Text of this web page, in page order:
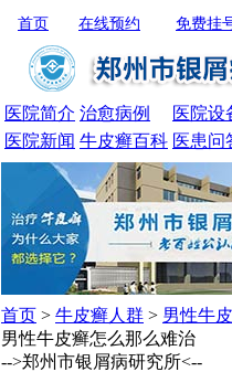
首页 免费挂
在线预约
医院简介 治愈病例 医院设
医院新闻 牛皮癣百科 医患问
首页 > 牛皮癣人群 > 男性牛
男性牛皮癣怎么那么难治
-->郑州市银屑病研究所<--